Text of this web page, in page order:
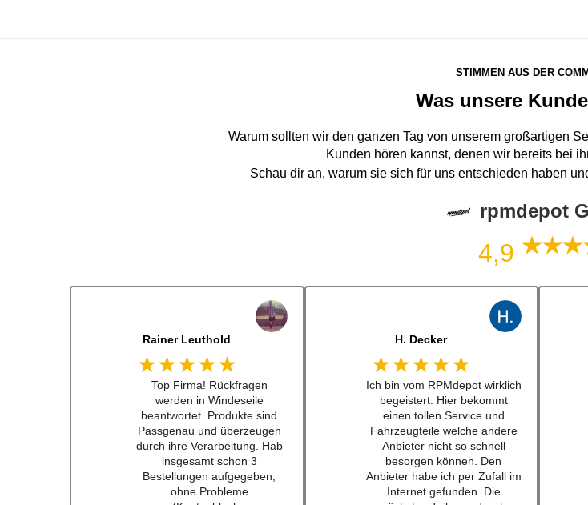
STIMMEN AUS DER
Was unsere
Warum sollten wir den ganzen Tag von unserem großartigen
Kunden hören kannst, denen wir bereits bei
Schau dir an, warum sie sich für uns entschieden haben
rpmdepot
4,9
Dennis Lorenz (Inch)
★★★★★
Schneller Versandt, Top
Qualität immerwieder gerne
bei euch #w201Commumity
J. B
★★★★★
Kann man zu 100%
empfehlen. Habe einen
Schalthebel für einen w201
16v besteht. Lieferung schnell
und Konversation top.
Qualität der Teile ist wirklich
top!!!
Empfehe ich sehr gerne